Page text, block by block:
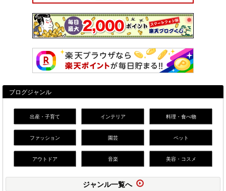
ブログジャンル
出産・子育て インテリア 料理・食べ物
ファッション 園芸 ペット
アウトドア 音楽 美容・コスメ
ジャンル一覧へ